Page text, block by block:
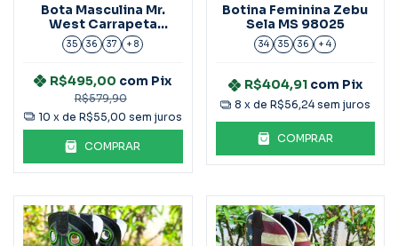
Bota Masculina Mr.
West Carrapeta
Laranja
35 36 37 + 8
R$579,90
R$495,00 com Pix
10 x de R$55,00 sem juros
COMPRAR
Botina Feminina Zebu
Sela MS 98025
34 35 36 + 4
R$404,91 com Pix
8 x de R$56,24 sem juros
COMPRAR